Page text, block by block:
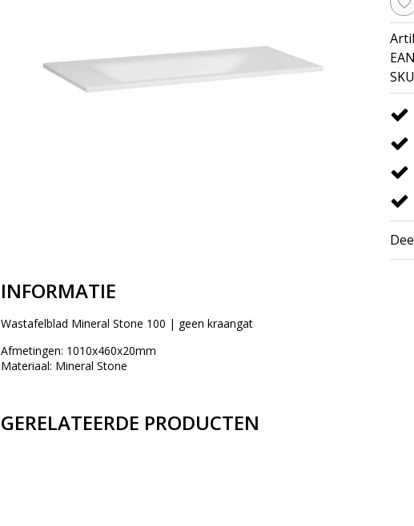
INFORMATIE
Wastafelblad Mineral Stone 100 | geen kraangat
Afmetingen: 1010x460x20mm
Materiaal: Mineral Stone
GERELATEERDE PRODUCTEN